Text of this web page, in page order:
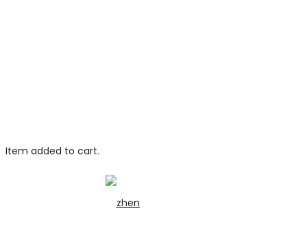
Item added to cart.